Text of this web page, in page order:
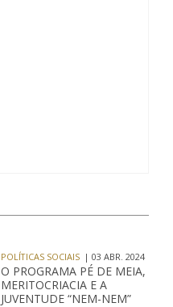
POLÍTICAS SOCIAIS | 03 ABR. 2024
O PROGRAMA PÉ DE MEIA,
MERITOCRIACIA E A
JUVENTUDE “NEM-NEM”